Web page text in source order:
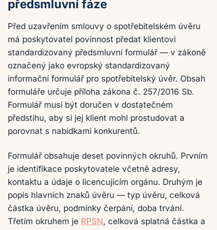
předsmluvní fáze
Před uzavřením smlouvy o spotřebitelském úvěru
má poskytovatel povinnost předat klientovi
standardizovaný předsmluvní formulář — v zákoně
označený jako evropský standardizovaný
informační formulář pro spotřebitelský úvěr. Obsah
formuláře určuje příloha zákona č. 257/2016 Sb.
Formulář musí být doručen v dostatečném
předstihu, aby si jej klient mohl prostudovat a
porovnat s nabídkami konkurentů.
Formulář obsahuje deset povinných okruhů. Prvním
je identifikace poskytovatele včetně adresy,
kontaktu a údaje o licencujícím orgánu. Druhým je
popis hlavních znaků úvěru — typ úvěru, celková
částka úvěru, podmínky čerpání, doba trvání.
Třetím okruhem je RPSN, celková splatná částka a